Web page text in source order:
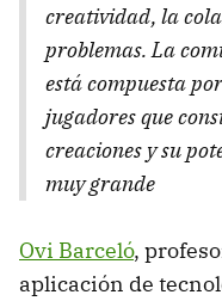
creatividad, la
problemas. La
está compuesta
jugadores que
creaciones y su
muy grande
Ovi Barceló,
aplicación de